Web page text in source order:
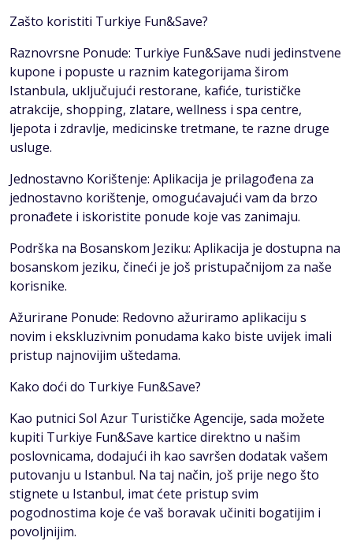
Zašto koristiti Turkiye Fun&Save?
Raznovrsne Ponude: Turkiye Fun&Save nudi jedinstvene
kupone i popuste u raznim kategorijama širom
Istanbula, uključujući restorane, kafiće, turističke
atrakcije, shopping, zlatare, wellness i spa centre,
ljepota i zdravlje, medicinske tretmane, te razne druge
usluge.
Jednostavno Korištenje: Aplikacija je prilagođena za
jednostavno korištenje, omogućavajući vam da brzo
pronađete i iskoristite ponude koje vas zanimaju.
Podrška na Bosanskom Jeziku: Aplikacija je dostupna na
bosanskom jeziku, čineći je još pristupačnijom za naše
korisnike.
Ažurirane Ponude: Redovno ažuriramo aplikaciju s
novim i ekskluzivnim ponudama kako biste uvijek imali
pristup najnovijim uštedama.
Kako doći do Turkiye Fun&Save?
Kao putnici Sol Azur Turističke Agencije, sada možete
kupiti Turkiye Fun&Save kartice direktno u našim
poslovnicama, dodajući ih kao savršen dodatak vašem
putovanju u Istanbul. Na taj način, još prije nego što
stignete u Istanbul, imat ćete pristup svim
pogodnostima koje će vaš boravak učiniti bogatijim i
povoljnijim.